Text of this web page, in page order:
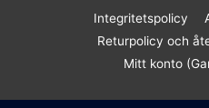
Integritetspolicy
Returpolicy och
Mitt konto